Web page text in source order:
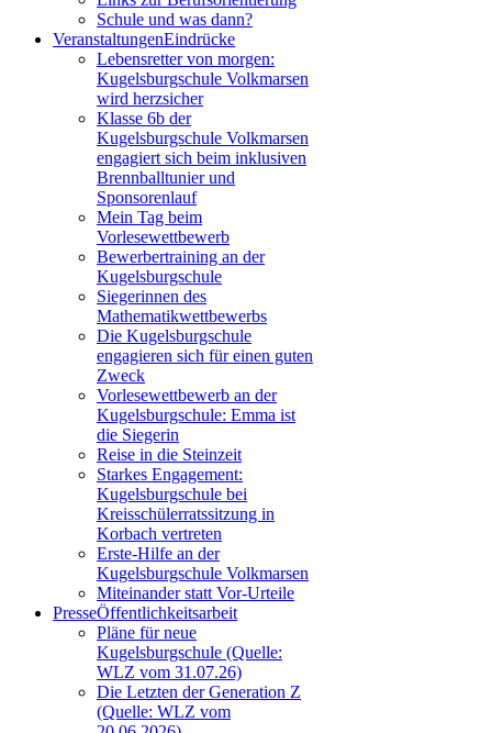
Schule und was dann?
VeranstaltungenEindrücke
Lebensretter von morgen:
Kugelsburgschule Volkmarsen
wird herzsicher
Klasse 6b der
Kugelsburgschule Volkmarsen
engagiert sich beim inklusiven
Brennballtunier und
Sponsorenlauf
Mein Tag beim
Vorlesewettbewerb
Bewerbertraining an der
Kugelsburgschule
Siegerinnen des
Mathematikwettbewerbs
Die Kugelsburgschule
engagieren sich für einen guten
Zweck
Vorlesewettbewerb an der
Kugelsburgschule: Emma ist
die Siegerin
Reise in die Steinzeit
Starkes Engagement:
Kugelsburgschule bei
Kreisschülerratssitzung in
Korbach vertreten
Erste-Hilfe an der
Kugelsburgschule Volkmarsen
Miteinander statt Vor-Urteile
PresseÖffentlichkeitsarbeit
Pläne für neue
Kugelsburgschule (Quelle:
WLZ vom 31.07.26)
Die Letzten der Generation Z
(Quelle: WLZ vom